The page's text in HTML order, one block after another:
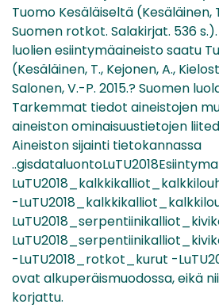
Tuomo Kesäläiseltä (Kesäläinen,
Suomen rotkot. Salakirjat. 536
luolien esiintymäaineisto saatu
(Kesäläinen, T., Kejonen, A.,
Salonen, V.-P. 2015.? Suomen
Tarkemmat tiedot aineistojen
aineiston ominaisuustietojen
Aineiston sijainti tietokannassa
-
-LuTU2018_rotkot_kurut -
ovat alkuperäismuodossa, eikä
korjattu.